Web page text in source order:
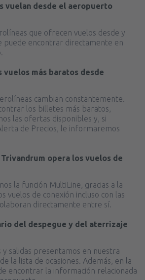
vuelan desde el aeropuerto
que ofrecen vuelos desde y
puede encontrar directamente en
vuelos más baratos desde
cambian constantemente.
los billetes más baratos,
las ofertas disponibles y, si
de Precios, le informaremos
opera los vuelos de
la función MultiLine, gracias a la
vuelos de conexión incluso con las
directamente entre sí.
del despegue y del aterrizaje
y salidas presentamos en nuestra
la lista de ocasiones. Además, en la
encontrar la información relacionada